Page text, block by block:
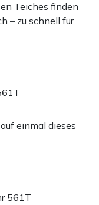
Teiches finden
– zu schnell für
einmal dieses
561T